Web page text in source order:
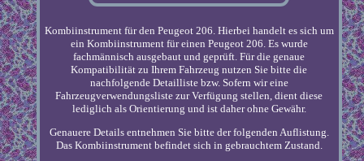
Kombiinstrument für den Peugeot 206. Hierbei handelt es sich um
ein Kombiinstrument für einen Peugeot 206. Es wurde
fachmännisch ausgebaut und geprüft. Für die genaue
Kompatibilität zu Ihrem Fahrzeug nutzen Sie bitte die
nachfolgende Detailliste bzw. Sofern wir eine
Fahrzeugverwendungsliste zur Verfügung stellen, dient diese
lediglich als Orientierung und ist daher ohne Gewähr.
Genauere Details entnehmen Sie bitte der folgenden Auflistung.
Das Kombiinstrument befindet sich in gebrauchtem Zustand.